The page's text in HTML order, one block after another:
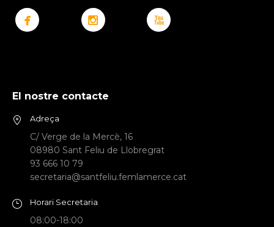
El nostre contacte
Adreça
C/ Verge de la Mercè, 16
08980 Sant Feliu de Llobregrat
93 666 10 79
secretaria@santfeliu.femlamerce.cat
Horari Secretaria
08:00-18:00